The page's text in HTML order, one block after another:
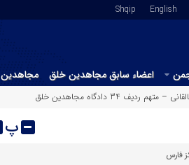
English
Shqip
اعضاء سابق مجاهدین خلق
ردیف 34 دادگاه مجاهدین خلق
پ
فارس